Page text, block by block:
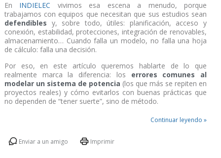
En INDIELEC vivimos esa escena a menudo, porque
trabajamos con equipos que necesitan que sus estudios sean
defendibles y, sobre todo, útiles: planificación, acceso y
conexión, estabilidad, protecciones, integración de renovables,
almacenamiento… Cuando falla un modelo, no falla una hoja
de cálculo: falla una decisión.
Por eso, en este artículo queremos hablarte de lo que
realmente marca la diferencia: los errores comunes al
modelar un sistema de potencia (los que más se repiten en
proyectos reales) y cómo evitarlos con buenas prácticas que
no dependen de “tener suerte”, sino de método.
Continuar leyendo »
Enviar a un amigo Imprimir